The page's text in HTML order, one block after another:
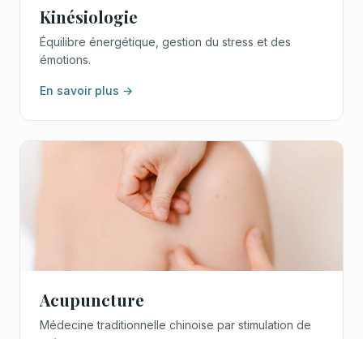
Kinésiologie
Équilibre énergétique, gestion du stress et des
émotions.
En savoir plus →
Acupuncture
Médecine traditionnelle chinoise par stimulation de